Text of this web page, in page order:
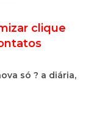
clique
só ? a diária,